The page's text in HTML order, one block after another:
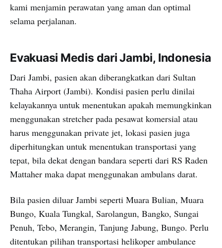
kami menjamin perawatan yang aman dan optimal
selama perjalanan.
Evakuasi Medis dari Jambi, Indonesia
Dari Jambi, pasien akan diberangkatkan dari Sultan
Thaha Airport (Jambi). Kondisi pasien perlu dinilai
kelayakannya untuk menentukan apakah memungkinkan
menggunakan stretcher pada pesawat komersial atau
harus menggunakan private jet, lokasi pasien juga
diperhitungkan untuk menentukan transportasi yang
tepat, bila dekat dengan bandara seperti dari RS Raden
Mattaher maka dapat menggunakan ambulans darat.
Bila pasien diluar Jambi seperti Muara Bulian, Muara
Bungo, Kuala Tungkal, Sarolangun, Bangko, Sungai
Penuh, Tebo, Merangin, Tanjung Jabung, Bungo. Perlu
ditentukan pilihan transportasi helikoper ambulance